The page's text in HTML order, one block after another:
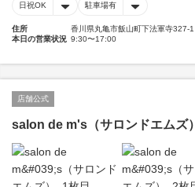
日祝OK 駐車場有
住所
香川県丸亀市飯山町下法軍寺327-1
本日の営業状況 9:30〜17:00
店舗公式
salon de m's（サロンドエムズ）